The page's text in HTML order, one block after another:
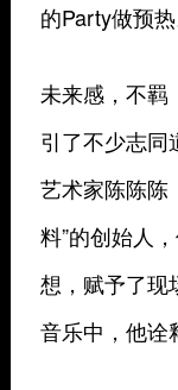
的Party做预热
未来感，不羁
引了不少志同
艺术家陈陈陈
料”的创始人
想，赋予了现
音乐中，他诠